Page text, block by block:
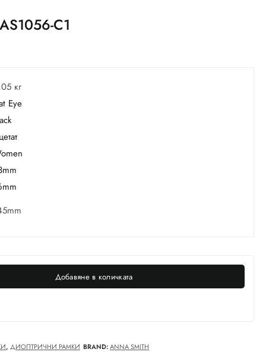
C1
кг
Eye
Добавяне в количката
, ДИОПТРИЧНИ РАМКИ BRAND:ANNA SMITH